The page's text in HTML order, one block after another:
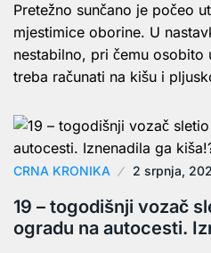
Pretežno sunčano je počeo
mjestimice oborine. U
nestabilno, pri čemu osobito
treba računati na kišu i
CRNA KRONIKA 2 srpnja,
19 – togodišnji vozač
ogradu na autocesti.